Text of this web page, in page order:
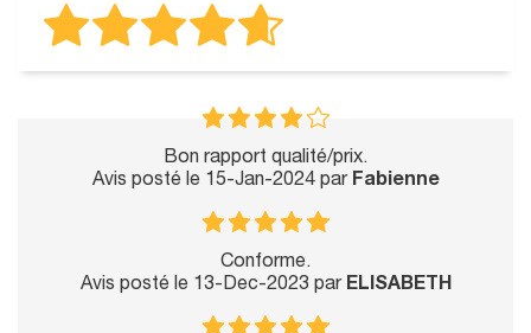
Bon rapport qualité/prix.
Avis posté le 15-Jan-2024 par Fabienne
Conforme.
Avis posté le 13-Dec-2023 par ELISABETH